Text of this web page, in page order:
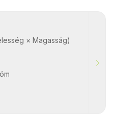
× Magasság)